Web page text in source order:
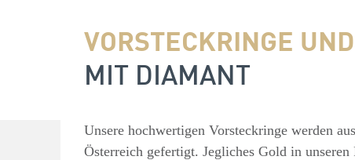
VORSTECKRINGE
MIT DIAMANT
Unsere hochwertigen Vorsteckringe werden
Österreich gefertigt. Jegliches Gold in